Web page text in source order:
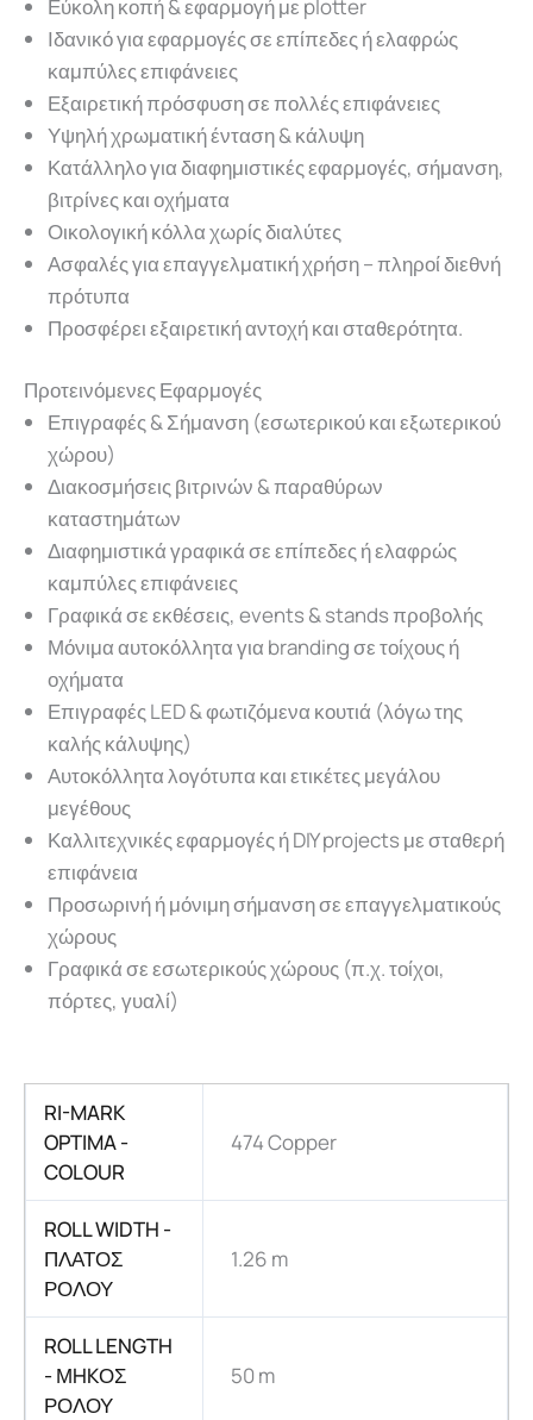
Εύκολη κοπή & εφαρμογή με plotter
Ιδανικό για εφαρμογές σε επίπεδες ή ελαφρώς
καμπύλες επιφάνειες
Εξαιρετική πρόσφυση σε πολλές επιφάνειες
Υψηλή χρωματική ένταση & κάλυψη
Κατάλληλο για διαφημιστικές εφαρμογές, σήμανση,
βιτρίνες και οχήματα
Οικολογική κόλλα χωρίς διαλύτες
Ασφαλές για επαγγελματική χρήση – πληροί διεθνή
πρότυπα
Προσφέρει εξαιρετική αντοχή και σταθερότητα.
Προτεινόμενες Εφαρμογές
Επιγραφές & Σήμανση (εσωτερικού και εξωτερικού
χώρου)
Διακοσμήσεις βιτρινών & παραθύρων
καταστημάτων
Διαφημιστικά γραφικά σε επίπεδες ή ελαφρώς
καμπύλες επιφάνειες
Γραφικά σε εκθέσεις, events & stands προβολής
Μόνιμα αυτοκόλλητα για branding σε τοίχους ή
οχήματα
Επιγραφές LED & φωτιζόμενα κουτιά (λόγω της
καλής κάλυψης)
Αυτοκόλλητα λογότυπα και ετικέτες μεγάλου
μεγέθους
Καλλιτεχνικές εφαρμογές ή DIY projects με σταθερή
επιφάνεια
Προσωρινή ή μόνιμη σήμανση σε επαγγελματικούς
χώρους
Γραφικά σε εσωτερικούς χώρους (π.χ. τοίχοι,
πόρτες, γυαλί)
RI-MARK
OPTIMA -
COLOUR
474 Copper
ROLL WIDTH -
ΠΛΑΤΟΣ
ΡΟΛΟΥ
1.26 m
ROLL LENGTH
- ΜHKΟΣ
ΡΟΛΟΥ
50 m